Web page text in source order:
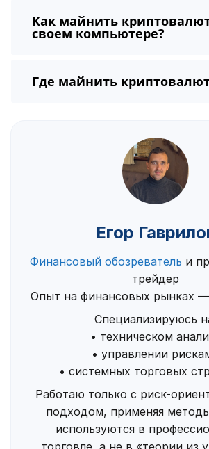
Как майнить
своем компьютере?
Где майнить
Егор
Финансовый обозреватель и
трейдер
Опыт на финансовых рынках —
Специализируюсь
• техническом
• управлении
• системных торговых
Работаю только с риск-
подходом, применяя
используются в
торговле, а не в «теории из